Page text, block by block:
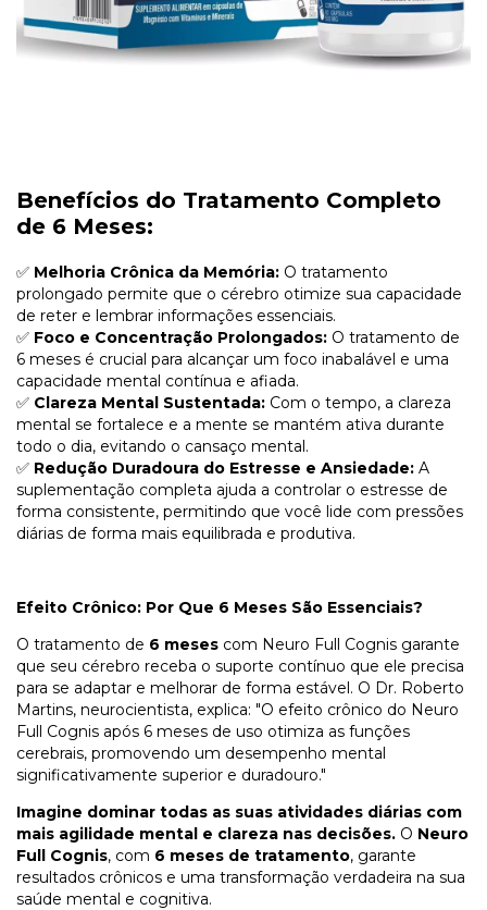
Benefícios do Tratamento Completo
de 6 Meses:
✅ Melhoria Crônica da Memória: O tratamento
prolongado permite que o cérebro otimize sua capacidade
de reter e lembrar informações essenciais.
✅ Foco e Concentração Prolongados: O tratamento de
6 meses é crucial para alcançar um foco inabalável e uma
capacidade mental contínua e afiada.
✅ Clareza Mental Sustentada: Com o tempo, a clareza
mental se fortalece e a mente se mantém ativa durante
todo o dia, evitando o cansaço mental.
✅ Redução Duradoura do Estresse e Ansiedade: A
suplementação completa ajuda a controlar o estresse de
forma consistente, permitindo que você lide com pressões
diárias de forma mais equilibrada e produtiva.
Efeito Crônico: Por Que 6 Meses São Essenciais?
O tratamento de 6 meses com Neuro Full Cognis garante
que seu cérebro receba o suporte contínuo que ele precisa
para se adaptar e melhorar de forma estável. O Dr. Roberto
Martins, neurocientista, explica: "O efeito crônico do Neuro
Full Cognis após 6 meses de uso otimiza as funções
cerebrais, promovendo um desempenho mental
significativamente superior e duradouro."
Imagine dominar todas as suas atividades diárias com
mais agilidade mental e clareza nas decisões. O Neuro
Full Cognis, com 6 meses de tratamento, garante
resultados crônicos e uma transformação verdadeira na sua
saúde mental e cognitiva.